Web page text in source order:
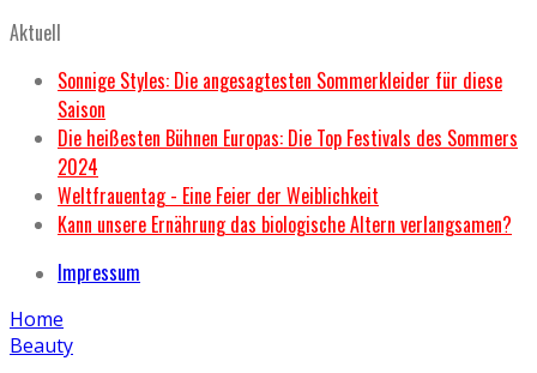
Aktuell
Sonnige Styles: Die angesagtesten Sommerkleider für diese
Saison
Die heißesten Bühnen Europas: Die Top Festivals des Sommers
2024
Weltfrauentag - Eine Feier der Weiblichkeit
Kann unsere Ernährung das biologische Altern verlangsamen?
Impressum
Home
Beauty